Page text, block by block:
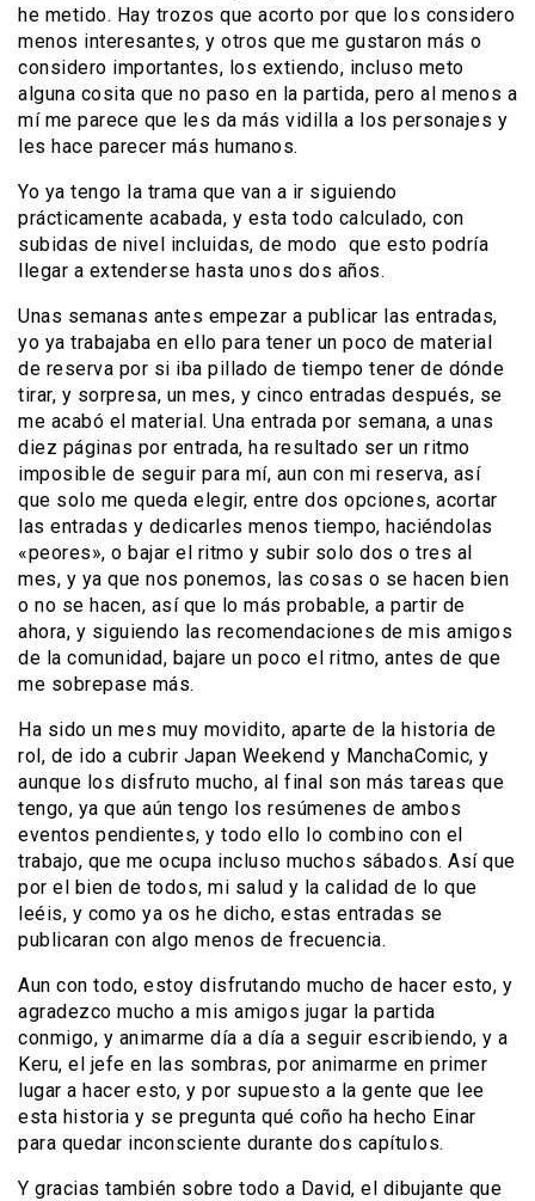
he metido. Hay trozos que acorto por que los considero
menos interesantes, y otros que me gustaron más o
considero importantes, los extiendo, incluso meto
alguna cosita que no paso en la partida, pero al menos a
mí me parece que les da más vidilla a los personajes y
les hace parecer más humanos.
Yo ya tengo la trama que van a ir siguiendo
prácticamente acabada, y esta todo calculado, con
subidas de nivel incluidas, de modo que esto podría
llegar a extenderse hasta unos dos años.
Unas semanas antes empezar a publicar las entradas,
yo ya trabajaba en ello para tener un poco de material
de reserva por si iba pillado de tiempo tener de dónde
tirar, y sorpresa, un mes, y cinco entradas después, se
me acabó el material. Una entrada por semana, a unas
diez páginas por entrada, ha resultado ser un ritmo
imposible de seguir para mí, aun con mi reserva, así
que solo me queda elegir, entre dos opciones, acortar
las entradas y dedicarles menos tiempo, haciéndolas
«peores», o bajar el ritmo y subir solo dos o tres al
mes, y ya que nos ponemos, las cosas o se hacen bien
o no se hacen, así que lo más probable, a partir de
ahora, y siguiendo las recomendaciones de mis amigos
de la comunidad, bajare un poco el ritmo, antes de que
me sobrepase más.
Ha sido un mes muy movidito, aparte de la historia de
rol, de ido a cubrir Japan Weekend y ManchaComic, y
aunque los disfruto mucho, al final son más tareas que
tengo, ya que aún tengo los resúmenes de ambos
eventos pendientes, y todo ello lo combino con el
trabajo, que me ocupa incluso muchos sábados. Así que
por el bien de todos, mi salud y la calidad de lo que
leéis, y como ya os he dicho, estas entradas se
publicaran con algo menos de frecuencia.
Aun con todo, estoy disfrutando mucho de hacer esto, y
agradezco mucho a mis amigos jugar la partida
conmigo, y animarme día a día a seguir escribiendo, y a
Keru, el jefe en las sombras, por animarme en primer
lugar a hacer esto, y por supuesto a la gente que lee
esta historia y se pregunta qué coño ha hecho Einar
para quedar inconsciente durante dos capítulos.
Y gracias también sobre todo a David, el dibujante que